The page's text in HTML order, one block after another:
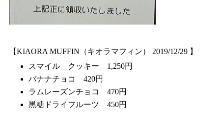
【KIAORA MUFFIN（キオラマフィン） 2019/12/29 】
スマイル クッキー 1,250円
バナナチョコ 420円
ラムレーズンチョコ 470円
黒糖ドライフルーツ 450円